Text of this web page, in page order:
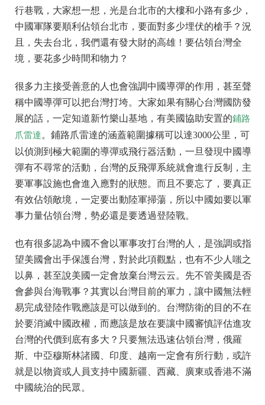
行巷戰，大家想一想，光是台北市的大樓和小路有多少，
中國軍隊要順利佔領台北市，要面對多少埋伏的槍手？況
且，失去台北，我們還有發大財的高雄！要佔領台灣全
境，要花多少時間和物力？
很多力主接受善意的人也會強調中國導彈的作用，甚至聲
稱中國導彈可以把台灣打垮。大家如果有關心台灣國防發
展的話，一定知道新竹樂山基地，有美國協助安置的鋪路
爪雷達。鋪路爪雷達的涵蓋範圍據稱可以達3000公里，可
以偵測到極大範圍的導彈或飛行器活動，一旦發現中國導
彈有不尋常的活動，台灣的反飛彈系統就會進行反制，主
要軍事設施也會進入應對的狀態。而且不要忘了，要真正
有效佔領敵境，一定要出動陸軍掃蕩，所以中國如要以軍
事力量佔領台灣，勢必還是要透過登陸戰。
也有很多認為中國不會以軍事攻打台灣的人，是強調或指
望美國會出手保護台灣，對於此項觀點，也有不少人嗤之
以鼻，甚至說美國一定會放棄台灣云云。先不管美國是否
會參與台海戰事？其實以台灣目前的軍力，讓中國無法輕
易完成登陸作戰應該是可以做到的。台灣防衛的目的不在
於要消滅中國政權，而應該是放在要讓中國審慎評估進攻
台灣的代價到底有多大？只要無法迅速佔領台灣，俄羅
斯、中亞穆斯林諸國、印度、越南一定會有所行動，或許
就是以物資或人員支持中國新疆、西藏、廣東或香港不滿
中國統治的民眾。